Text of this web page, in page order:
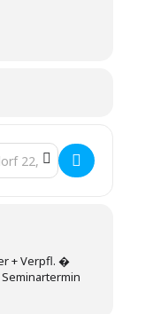
- Werde Steuermann in
Address - M1 - Werde
+ Verpfl. �